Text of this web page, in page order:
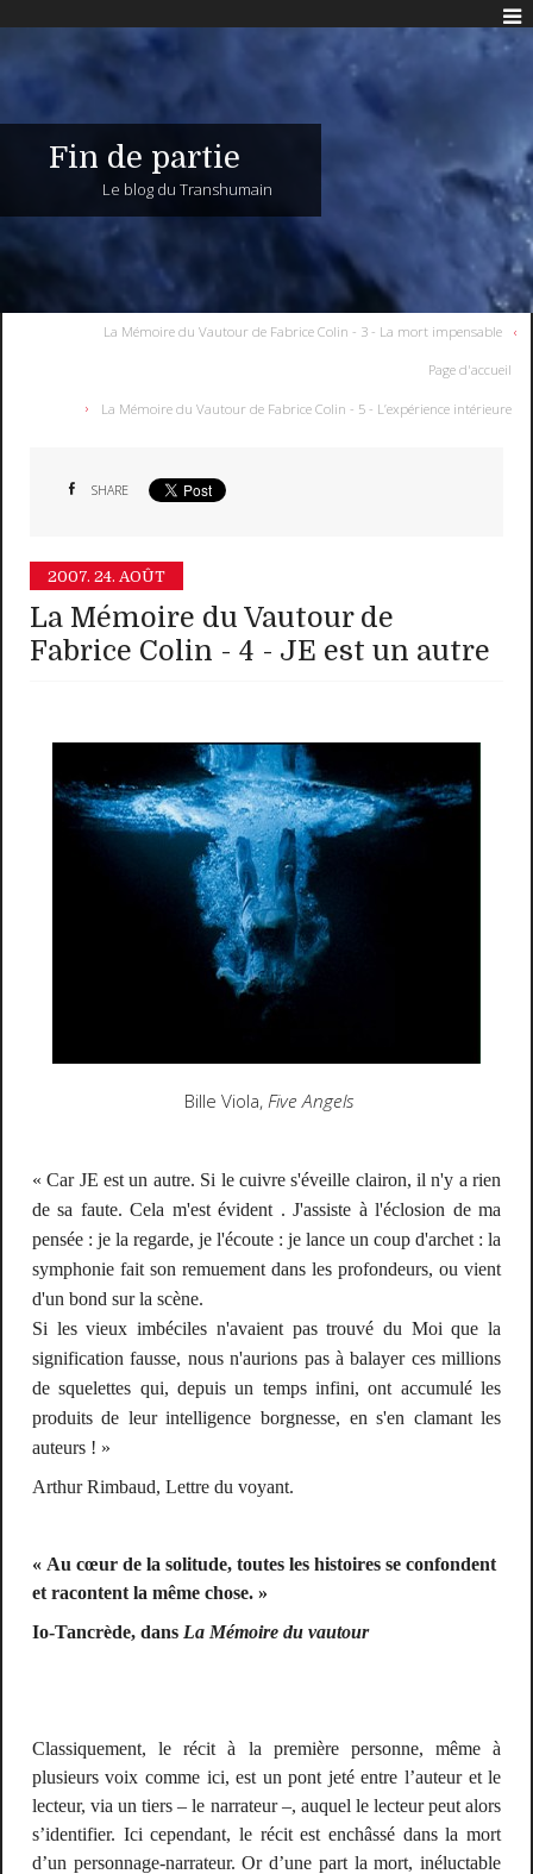
Fin de partie
Le blog du Transhumain
La Mémoire du Vautour de Fabrice Colin - 3 - La mort impensable
Page d'accueil
La Mémoire du Vautour de Fabrice Colin - 5 - L’expérience intérieure
SHARE
2007. 24. AOÛT
La Mémoire du Vautour de
Fabrice Colin - 4 - JE est un autre
Bille Viola,Five Angels
« Car JE est un autre. Si le cuivre s'éveille clairon, il n'y a rien
de sa faute. Cela m'est évident . J'assiste à l'éclosion de ma
pensée : je la regarde, je l'écoute : je lance un coup d'archet : la
symphonie fait son remuement dans les profondeurs, ou vient
d'un bond sur la scène.
Si les vieux imbéciles n'avaient pas trouvé du Moi que la
signification fausse, nous n'aurions pas à balayer ces millions
de squelettes qui, depuis un temps infini, ont accumulé les
produits de leur intelligence borgnesse, en s'en clamant les
auteurs ! »
Arthur Rimbaud, Lettre du voyant.
« Au cœur de la solitude, toutes les histoires se confondent
et racontent la même chose. »
Io-Tancrède, dans La Mémoire du vautour
Classiquement, le récit à la première personne, même à
plusieurs voix comme ici, est un pont jeté entre l’auteur et le
lecteur, via un tiers – le narrateur –, auquel le lecteur peut alors
s’identifier. Ici cependant, le récit est enchâssé dans la mort
d’un personnage-narrateur. Or d’une part la mort, inéluctable